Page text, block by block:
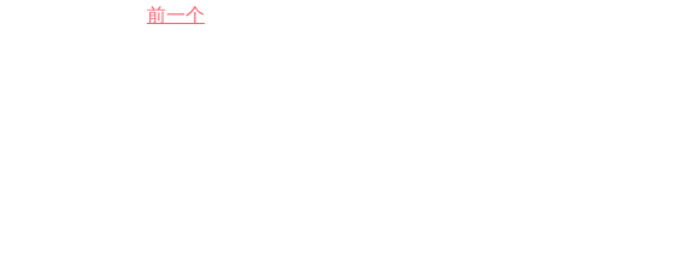
前一个